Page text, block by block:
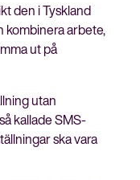
den i Tyskland
kombinera arbete,
ut på
utan
kallade SMS-
ska vara